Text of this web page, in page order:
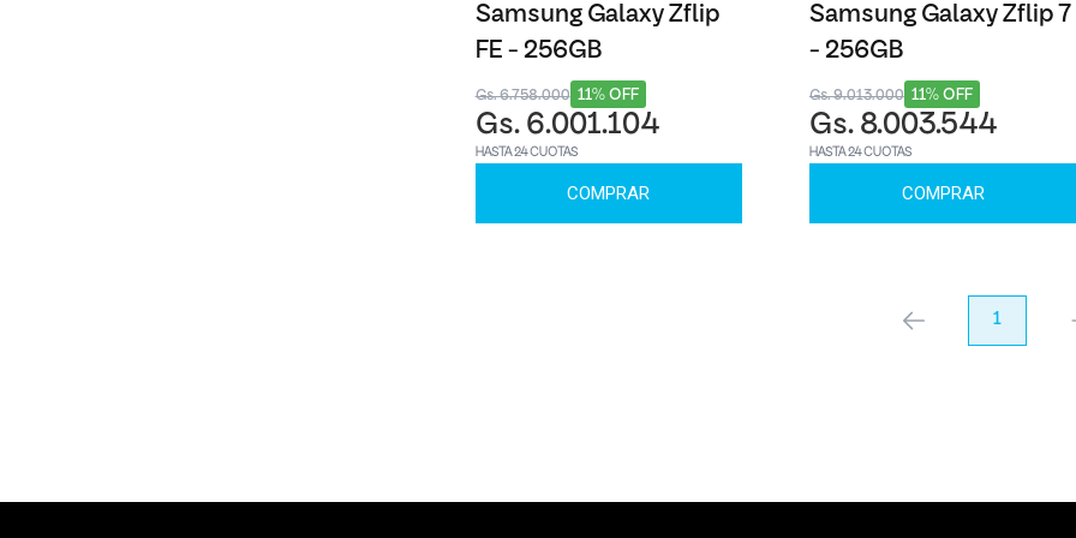
Samsung Galaxy Zflip
FE - 256GB
11% OFF
Gs. 6.758.000
Gs. 6.001.104
HASTA 24 CUOTAS
COMPRAR
Samsung Galaxy Zflip 7
- 256GB
11% OFF
Gs. 9.013.000
Gs. 8.003.544
HASTA 24 CUOTAS
COMPRAR
anterior 1